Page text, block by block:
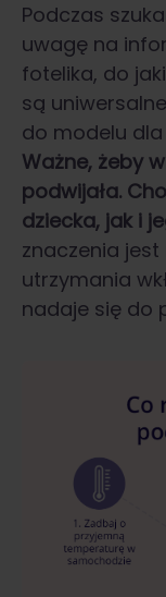
Podczas
uwagę na
fotelika, do
są
do modelu dla
Ważne, żeby
podwijała.
dziecka, jak i
znaczenia
utrzymania
nadaje się do